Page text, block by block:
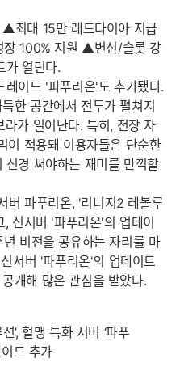
최대 15만 레드다이아 지급
100% 지원 ▲변신/슬롯 강
가 열린다.
이드 '파푸리온'도 추가됐다.
한 공간에서 전투가 펼쳐지
가 일어난다. 특히, 전장 자
이 적용돼 이용자들은 단순한
경 써야하는 재미를 만끽할
버 파푸리온, '리니지2 레볼루
신서버 '파푸리온'의 업데이
비전을 공유하는 자리를 마
서버 '파푸리온'의 업데이트
개해 많은 관심을 받았다.